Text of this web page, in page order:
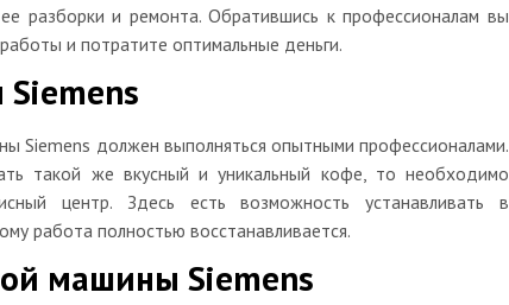
разборки и ремонта. Обратившись к профессионалам вы
и потратите оптимальные деньги.
Siemens должен выполняться опытными профессионалами.
такой же вкусный и уникальный кофе, то необходимо
центр. Здесь есть возможность устанавливать в
работа полностью восстанавливается.
машины Siemens